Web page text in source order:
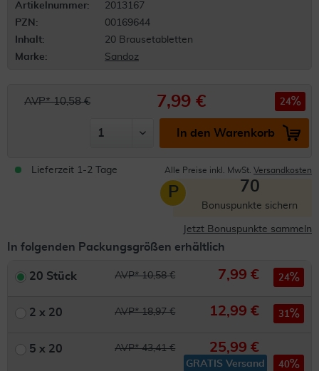
Artikelnummer:
2013167
PZN:
00169644
Inhalt:
20 Brausetabletten
Marke:
Sandoz
AVP* 10,58 € 7,99 € 24
In den Warenkorb
Lieferzeit 1-2 Tage Alle Preise inkl. MwSt. Versandkosten
P 70
Bonuspunkte sichern
Jetzt Bonuspunkte sammeln
In folgenden Packungsgrößen erhältlich
20 Stück AVP* 10,58 € 7,99 € 24
2 x 20 AVP* 18,97 € 12,99 € 31
5 x 20 AVP* 43,41 € 25,99 €
GRATIS Versand 40